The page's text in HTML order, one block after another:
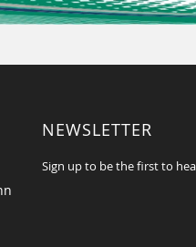
NEWSLETTER
Sign up to be the first to